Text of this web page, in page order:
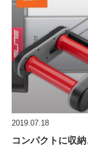
2019.07.18
コンパクトに収